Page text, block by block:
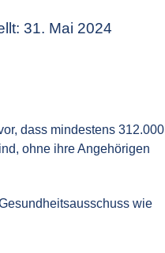
31. Mai 2024
dass mindestens 312.000
ohne ihre Angehörigen
wie